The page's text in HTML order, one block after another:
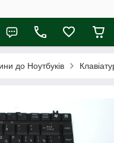
до Ноутбуків